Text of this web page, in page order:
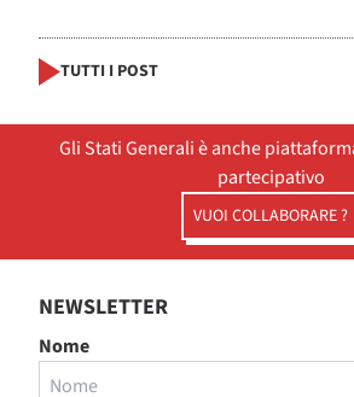
TUTTI I POST
Gli Stati Generali è anche
partecipativo
VUOI COLLABORARE ?
NEWSLETTER
Nome